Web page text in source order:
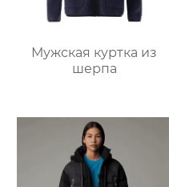
Мужская куртка из
шерпа